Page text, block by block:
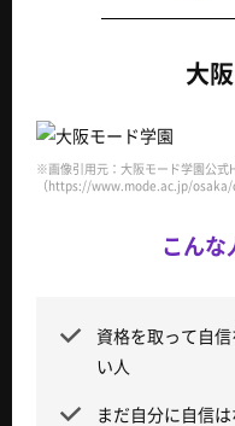
大
※画像引用元：大阪モード学園公式
（https://www.mode.ac.jp/osaka/
こんな
資格を取って自
い人
まだ自分に自信